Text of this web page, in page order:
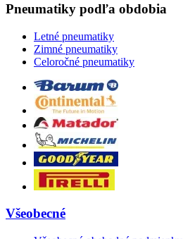
Pneumatiky podľa obdobia
Letné pneumatiky
Zimné pneumatiky
Celoročné pneumatiky
Všeobecné